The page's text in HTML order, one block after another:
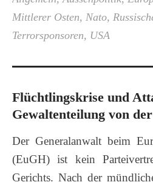
Mittlerer Osten, Nato,
Terrorsponsoren, USA
Flüchtlingskrise und
Gewaltenteilung von
Der Generalanwalt beim
(EuGH) ist kein
Gerichts. Nach der